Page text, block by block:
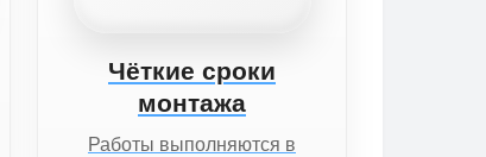
Чёткие сроки
монтажа
Работы выполняются в